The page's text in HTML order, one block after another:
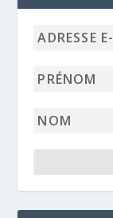
Adresse
*
Prénom
Nom